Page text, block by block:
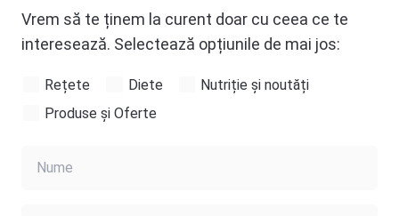
Vrem să te ținem la curent doar cu ceea ce te
interesează. Selectează opțiunile de mai jos:
Rețete Diete
Nutriție și noutăți
Produse și Oferte